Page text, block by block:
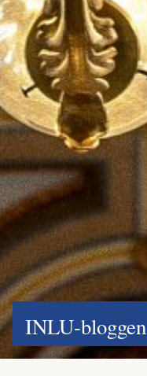
INLU-bloggen